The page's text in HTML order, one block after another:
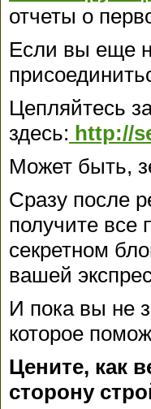
отчеты о
Если вы еще
Цепляйтесь
здесь: http://
Может быть,
Сразу после
получите все
секретном
вашей
И пока вы не
которое
Цените, как
сторону